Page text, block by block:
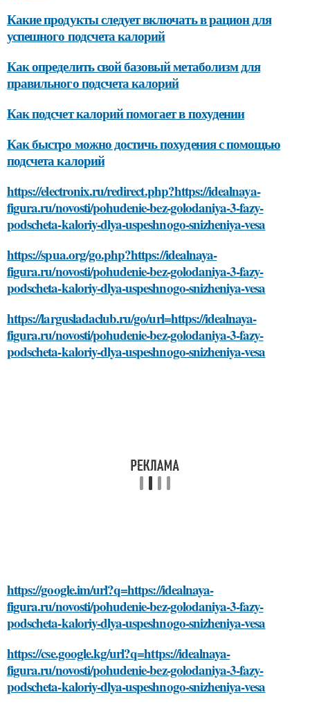
Какие продукты следует включать в рацион для
успешного подсчета калорий
Как определить свой базовый метаболизм для
правильного подсчета калорий
Как подсчет калорий помогает в похудении
Как быстро можно достичь похудения с помощью
подсчета калорий
https://electronix.ru/redirect.php?https://idealnaya-
figura.ru/novosti/pohudenie-bez-golodaniya-3-fazy-
podscheta-kaloriy-dlya-uspeshnogo-snizheniya-vesa
https://spua.org/go.php?https://idealnaya-
figura.ru/novosti/pohudenie-bez-golodaniya-3-fazy-
podscheta-kaloriy-dlya-uspeshnogo-snizheniya-vesa
https://largusladaclub.ru/go/url=https://idealnaya-
figura.ru/novosti/pohudenie-bez-golodaniya-3-fazy-
podscheta-kaloriy-dlya-uspeshnogo-snizheniya-vesa
https://google.im/url?q=https://idealnaya-
figura.ru/novosti/pohudenie-bez-golodaniya-3-fazy-
podscheta-kaloriy-dlya-uspeshnogo-snizheniya-vesa
https://cse.google.kg/url?q=https://idealnaya-
figura.ru/novosti/pohudenie-bez-golodaniya-3-fazy-
podscheta-kaloriy-dlya-uspeshnogo-snizheniya-vesa